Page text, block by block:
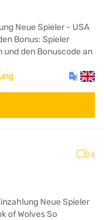
Neue Spieler - USA
Bonus: Spieler
und den Bonuscode an
24
Neue Spieler
of Wolves So